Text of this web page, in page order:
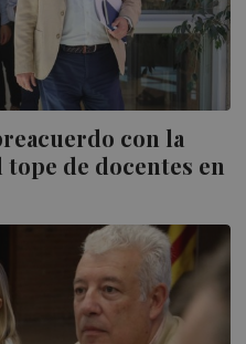
con la
de docentes en